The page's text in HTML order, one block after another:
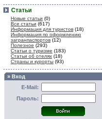
Статьи
Новые статьи (0)
Все статьи (617)
Информация для туристов (18)
Информация по оформлению
загранпаспортов (12)
Полезное (293)
Статьи о туризме (183)
Статьи об отелях (18)
Страны и курорты (93)
» Вход
E-Mail:
Пароль: